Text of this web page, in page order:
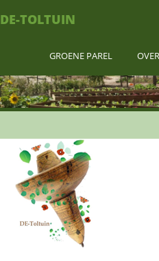
DE-TOLTUIN
GROENE PAREL